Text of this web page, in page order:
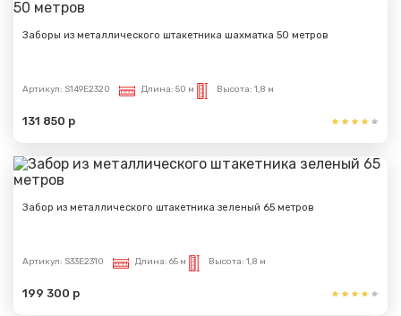
Заборы из металлического штакетника шахматка 50 метров
Артикул: S149E2320 Длина: 50 м Высота: 1,8 м
131 850 р
Забор из металлического штакетника зеленый 65 метров
Артикул: S33E2310 Длина: 65 м Высота: 1,8 м
199 300 р